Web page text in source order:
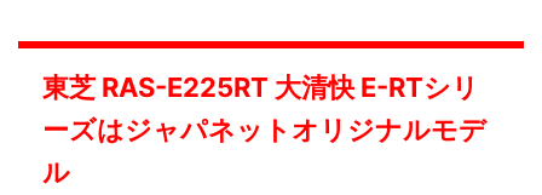
東芝 RAS-E225RT 大清快 E-RTシリ
ーズはジャパネットオリジナルモデ
ル